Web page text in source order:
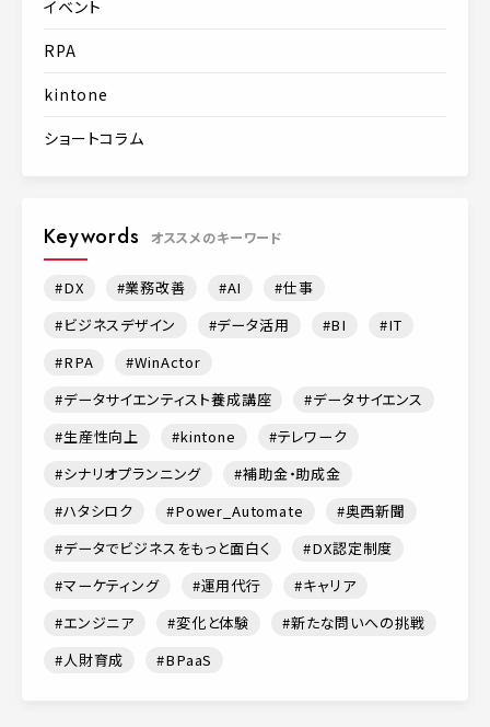
イベント
RPA
kintone
ショートコラム
Keywords オススメのキーワード
DX 業務改善 AI
仕事
ビジネスデザイン
データ活用 BI
IT
RPA
WinActor
データサイエンティスト養成講座
データサイエンス
生産性向上
kintone
テレワーク
シナリオプランニング
補助金・助成金
ハタシロク
Power_Automate
奥西新聞
データでビジネスをもっと面白く
DX認定制度
マーケティング
運用代行
キャリア
エンジニア
変化と体験
新たな問いへの挑戦
人財育成
BPaaS